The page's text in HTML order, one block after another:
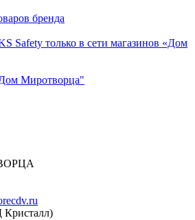
бренда
Safety только в сети магазинов «Дом
Миротворца"
Кристалл)